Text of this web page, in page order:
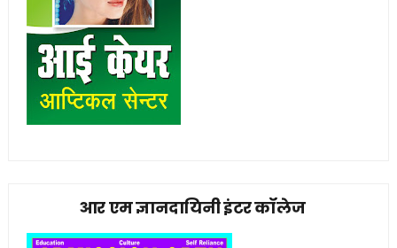
आर एम ज्ञानदायिनी इंटर कॉलेज